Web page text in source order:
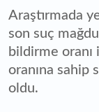
Araştırmada
son suç
bildirme
oranına sahip
oldu.